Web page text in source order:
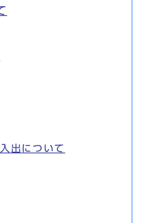
出について